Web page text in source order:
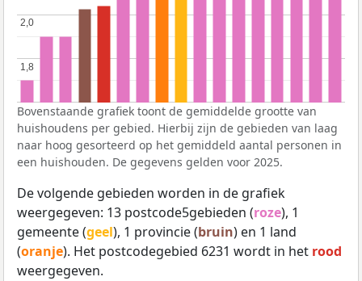
1,8
1,8
2,0
2,0
Bovenstaande grafiek toont de gemiddelde grootte van
huishoudens per gebied. Hierbij zijn de gebieden van laag
naar hoog gesorteerd op het gemiddeld aantal personen in
een huishouden. De gegevens gelden voor 2025.
De volgende gebieden worden in de grafiek
weergegeven: 13 postcode5gebieden (roze), 1
gemeente (geel), 1 provincie (bruin) en 1 land
(oranje). Het postcodegebied 6231 wordt in het rood
weergegeven.